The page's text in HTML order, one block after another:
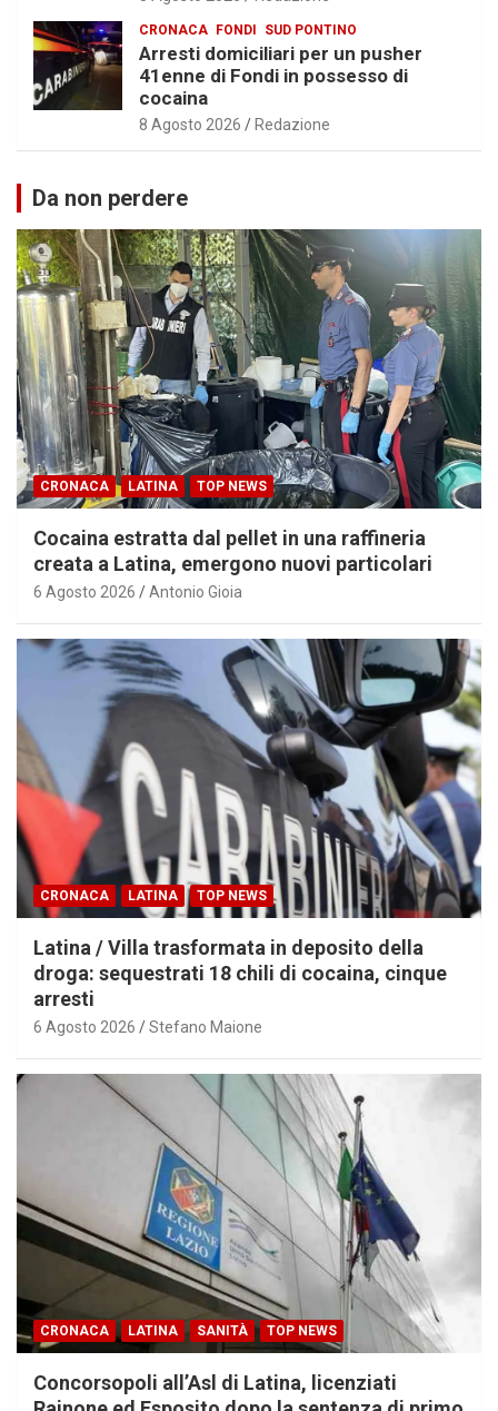
CRONACA FONDI SUD PONTINO
Arresti domiciliari per un pusher
41enne di Fondi in possesso di
cocaina
8 Agosto 2026 Redazione
Da non perdere
CRONACA LATINA TOP NEWS
Cocaina estratta dal pellet in una raffineria
creata a Latina, emergono nuovi particolari
6 Agosto 2026 Antonio Gioia
CRONACA LATINA TOP NEWS
Latina / Villa trasformata in deposito della
droga: sequestrati 18 chili di cocaina, cinque
arresti
6 Agosto 2026 Stefano Maione
CRONACA LATINA SANITÀ TOP NEWS
Concorsopoli all’Asl di Latina, licenziati